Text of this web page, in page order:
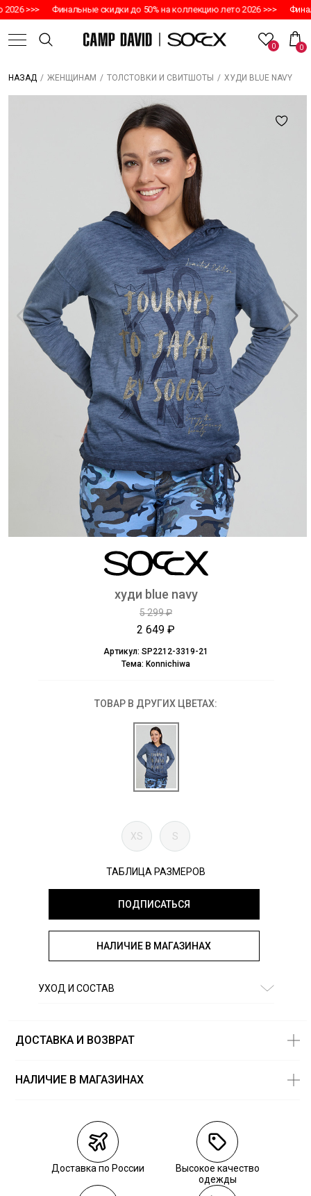
>>> Финальные скидки до 50% на коллекцию лето 2026 >>>
0 0
НАЗАД / ЖЕНЩИНАМ / ТОЛСТОВКИ И СВИТШОТЫ / ХУДИ BLUE NAVY
худи blue navy
5 299 ₽
2 649 ₽
Артикул: SP2212-3319-21
Тема: Konnichiwa
ТОВАР В ДРУГИХ ЦВЕТАХ:
XS S
ТАБЛИЦА РАЗМЕРОВ
ПОДПИСАТЬСЯ
НАЛИЧИЕ В МАГАЗИНАХ
УХОД И СОСТАВ
ДОСТАВКА И ВОЗВРАТ
Курьерская доставка СДЭК
Самовывоз из пункта выдачи СДЭК
Самовывоз из наших магазинов
НАЛИЧИЕ В МАГАЗИНАХ
Доставка по России
Высокое качество
одежды